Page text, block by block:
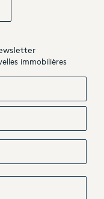
immobilières